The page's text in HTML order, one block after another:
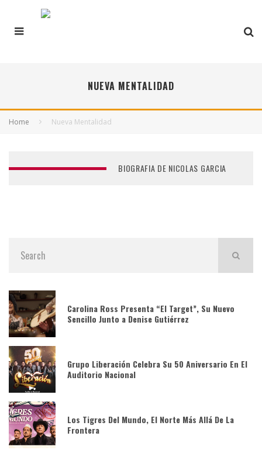
NUEVA MENTALIDAD
Home Nueva Mentalidad
BIOGRAFIA DE NICOLAS GARCIA
Carolina Ross Presenta “El Target”, Su Nuevo
Sencillo Junto a Denise Gutiérrez
Grupo Liberación Celebra Su 50 Aniversario En El
Auditorio Nacional
Los Tigres Del Mundo, El Norte Más Allá De La
Frontera